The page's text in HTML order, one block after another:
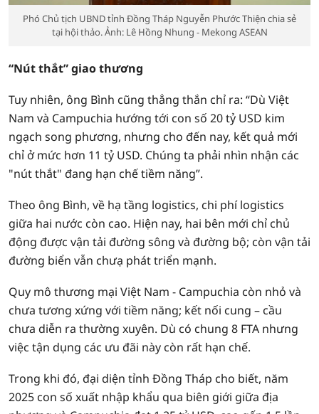
Phó Chủ tịch UBND tỉnh Đồng Tháp Nguyễn Phước Thiện chia sẻ
tại hội thảo. Ảnh: Lê Hồng Nhung - Mekong ASEAN
“Nút thắt” giao thương
Tuy nhiên, ông Bình cũng thẳng thắn chỉ ra: “Dù Việt
Nam và Campuchia hướng tới con số 20 tỷ USD kim
ngạch song phương, nhưng cho đến nay, kết quả mới
chỉ ở mức hơn 11 tỷ USD. Chúng ta phải nhìn nhận các
"nút thắt" đang hạn chế tiềm năng”.
Theo ông Bình, về hạ tầng logistics, chi phí logistics
giữa hai nước còn cao. Hiện nay, hai bên mới chỉ chủ
động được vận tải đường sông và đường bộ; còn vận tải
đường biển vẫn chưạ phát triển mạnh.
Quy mô thương mại Việt Nam - Campuchia còn nhỏ và
chưa tương xứng với tiềm năng; kết nối cung – cầu
chưa diễn ra thường xuyên. Dù có chung 8 FTA nhưng
việc tận dụng các ưu đãi này còn rất hạn chế.
Trong khi đó, đại diện tỉnh Đồng Tháp cho biết, năm
2025 con số xuất nhập khẩu qua biên giới giữa địa